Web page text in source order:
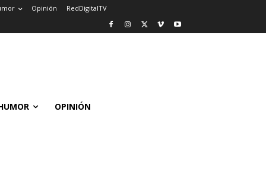
Opinión RedDigitalTV
OPINIÓN